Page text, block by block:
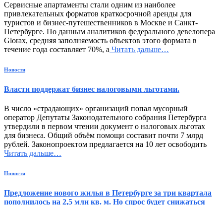
Сервисные апартаменты стали одним из наиболее
привлекательных форматов краткосрочной аренды для
туристов и бизнес-путешественников в Москве и Санкт-
Петербурге. По данным аналитиков федерального девелопера
Glorax, средняя заполняемость объектов этого формата в
течение года составляет 70%, а Читать дальше…
Новости
Власти поддержат бизнес налоговыми льготами.
В число «страдающих» организаций попал мусорный
оператор Депутаты Законодательного собрания Петербурга
утвердили в первом чтении документ о налоговых льготах
для бизнеса. Общий объём помощи составит почти 7 млрд
рублей. Законопроектом предлагается на 10 лет освободить
Читать дальше…
Новости
Предложение нового жилья в Петербурге за три квартала
пополнилось на 2,5 млн кв. м. Но спрос будет снижаться